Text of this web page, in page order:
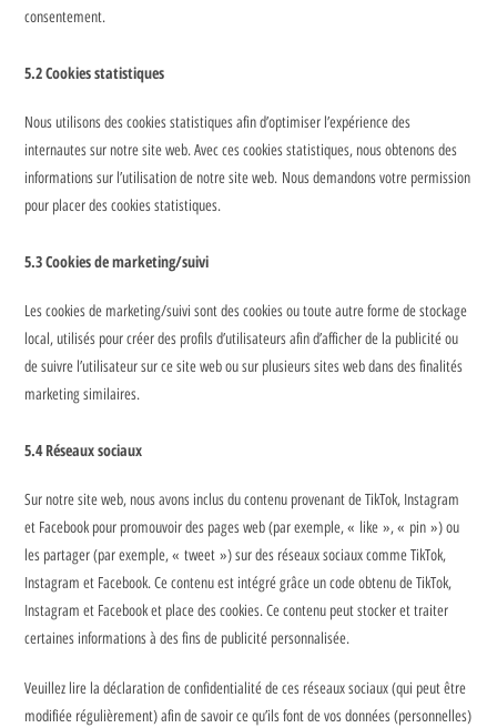
consentement.
5.2 Cookies statistiques
Nous utilisons des cookies statistiques afin d’optimiser l’expérience des
internautes sur notre site web. Avec ces cookies statistiques, nous obtenons des
informations sur l’utilisation de notre site web. Nous demandons votre permission
pour placer des cookies statistiques.
5.3 Cookies de marketing/suivi
Les cookies de marketing/suivi sont des cookies ou toute autre forme de stockage
local, utilisés pour créer des profils d’utilisateurs afin d’afficher de la publicité ou
de suivre l’utilisateur sur ce site web ou sur plusieurs sites web dans des finalités
marketing similaires.
5.4 Réseaux sociaux
Sur notre site web, nous avons inclus du contenu provenant de TikTok, Instagram
et Facebook pour promouvoir des pages web (par exemple, « like », « pin ») ou
les partager (par exemple, « tweet ») sur des réseaux sociaux comme TikTok,
Instagram et Facebook. Ce contenu est intégré grâce un code obtenu de TikTok,
Instagram et Facebook et place des cookies. Ce contenu peut stocker et traiter
certaines informations à des fins de publicité personnalisée.
Veuillez lire la déclaration de confidentialité de ces réseaux sociaux (qui peut être
modifiée régulièrement) afin de savoir ce qu’ils font de vos données (personnelles)